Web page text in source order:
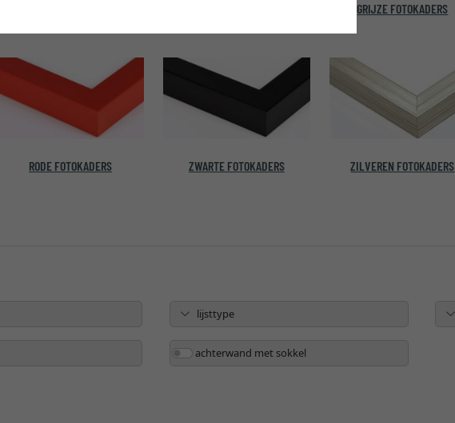
GRIJZE FOTOKADERS
RODE FOTOKADERS ZWARTE FOTOKADERS ZILVEREN FOTOKADERS
lijsttype
achterwand met sokkel